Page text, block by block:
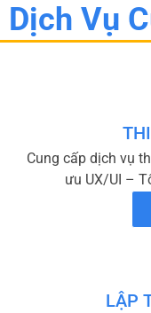
Dịch Vụ
Cung cấp dịch vụ
ưu UX/UI –
LẬP